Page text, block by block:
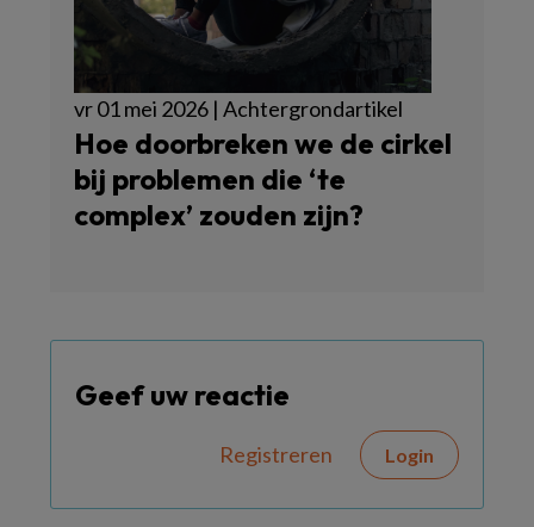
vr 01 mei 2026 | Achtergrondartikel
Hoe doorbreken we de cirkel
bij problemen die ‘te
complex’ zouden zijn?
Geef uw reactie
Registreren Login